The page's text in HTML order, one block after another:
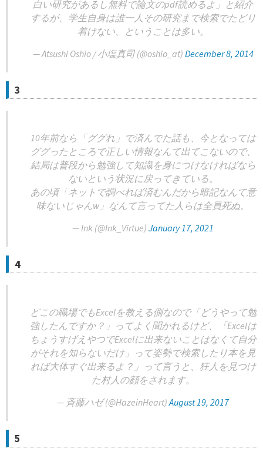
白い研究があるし無料で論文のpdf読めるよ」と紹介
するが、学生自身は誰一人その研究まで検索でたどり
着けない、ということは多い。
— Atsushi Oshio / 小塩真司 (@oshio_at) December 8, 2014
3
10年前なら「ググれ」で済んでた話も、今となっては
ググったところで正しい情報なんて出てこないので、
結局は普段から勉強して知識を身につけなければなら
ないという状況に戻ってきている。
あの頃「ネットで調べれば済むんだから暗記なんて意
味ないじゃんw」なんて言ってた人らは全員死ぬ。
— Ink (@Ink_Virtue) January 17, 2021
4
どこの職場でもExcelを教える側なので「どうやって勉
強したんですか？」ってよく聞かれるけど、「Excelは
ちょうすげえやつでExcelに出来ないことはなくて自分
がそれを知らないだけ」って姿勢で検索したり本を見
れば大体すぐ出来るよ？」って言うと、狂人を見つけ
た村人の顔をされます。
— 斉藤ハゼ (@HazeinHeart)August 19, 2017
5